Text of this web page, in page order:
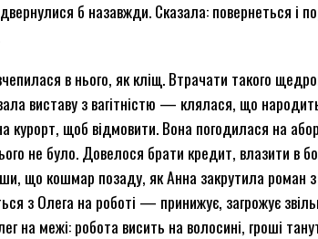
б назавжди. Сказала: повернеться і
в нього, як кліщ. Втрачати такого
виставу з вагітністю — клялася, що
на курорт, щоб відмовити. Вона погодилася на
не було. Довелося брати кредит, влазити в
що кошмар позаду, як Анна закрутила роман
з Олега на роботі — принижує, загрожує
на межі: робота висить на волосині, гроші